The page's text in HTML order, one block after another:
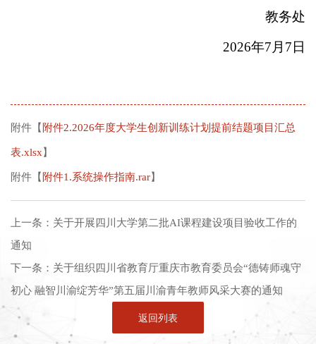
教务处
2026年7 月 7日
附件【 附件2.2026年度大学生创新训练计划提前结题项目汇总
表.xlsx 】
附件【 附件1.系统操作指南.rar】
上一条： 关于开展四川大学第二批AI课程建设项目验收工作的
通知
下一条： 关于组织四川省教育厅重庆市教育委员会“德铸师魂守
初心 融智川渝绽芳华”第五届川渝青年教师风采大赛的通知
返回列表